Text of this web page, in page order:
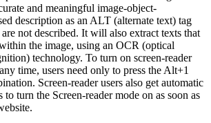
and meaningful image-object-
description as an ALT (alternate text) tag
not described. It will also extract texts that
the image, using an OCR (optical
technology. To turn on screen-reader
time, users need only to press the Alt+1
Screen-reader users also get automatic
to turn the Screen-reader mode on as soon as